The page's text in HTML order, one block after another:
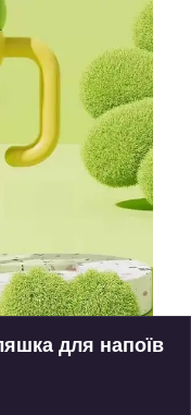
для напоїв